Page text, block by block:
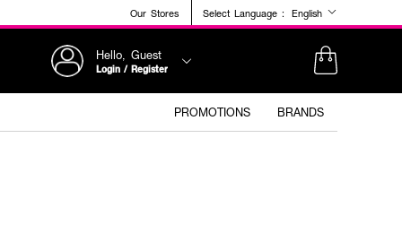
Our Stores Select Language : English
Hello, Guest
Login / Register
PROMOTIONS BRANDS